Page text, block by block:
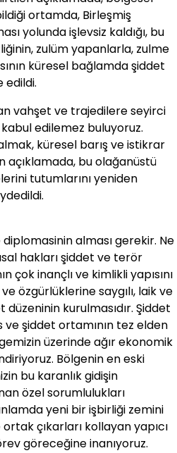
ortamda, Birleşmiş
yolunda işlevsiz kaldığı, bu
zulüm yapanlarla, zulme
küresel bağlamda şiddet
edildi.
vahşet ve trajedilere seyirci
edilemez buluyoruz.
küresel barış ve istikrar
açıklamada, bu olağanüstü
tutumlarını yeniden
alması gerekir. Ne
hakları şiddet ve terör
çok inançlı ve kimlikli yapısını
özgürlüklerine saygılı, laik ve
kurulmasıdır. Şiddet
şiddet ortamının tez elden
üzerinde ağır ekonomik
Bölgenin en eski
bu karanlık gidişin
özel sorumlulukları
yeni bir işbirliği zemini
çıkarları kollayan yapıcı
göreceğine inanıyoruz.